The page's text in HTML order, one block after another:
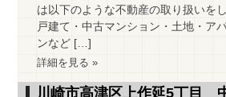
は以下のような不動産の取り扱いを
戸建て・中古マンション・土地・ア
ンなど […]
詳細を見る »
川崎市高津区上作延5丁目